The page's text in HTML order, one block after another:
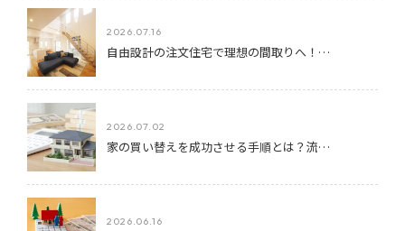
2026.07.16
自由設計の注文住宅で理想の間取りへ！…
2026.07.02
家の買い替えを成功させる手順とは？流…
2026.06.16